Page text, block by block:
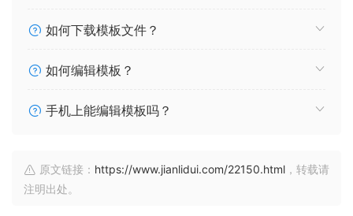
如何下载模板文件？
如何编辑模板？
手机上能编辑模板吗？
原文链接： https://www.jianlidui.com/22150.html ，转载请
注明出处。